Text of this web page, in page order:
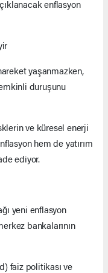
enflasyon
yaşanmazken,
duruşunu
ve küresel enerji
hem de yatırım
ediyor.
yeni enflasyon
bankalarının
faiz politikası ve